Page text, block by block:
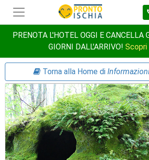
PRENOTA L'HOTEL OGGI E CANCELLA
GIORNI DALL'ARRIVO! Scopri
Torna alla Home di